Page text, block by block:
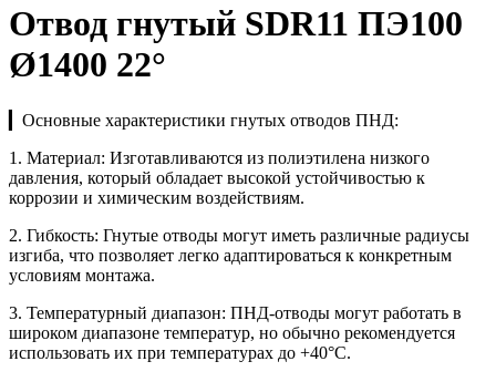
Отвод гнутый SDR11 ПЭ100
Ø1400 22°
▎Основные характеристики гнутых отводов ПНД:
1. Материал: Изготавливаются из полиэтилена низкого
давления, который обладает высокой устойчивостью к
коррозии и химическим воздействиям.
2. Гибкость: Гнутые отводы могут иметь различные радиусы
изгиба, что позволяет легко адаптироваться к конкретным
условиям монтажа.
3. Температурный диапазон: ПНД-отводы могут работать в
широком диапазоне температур, но обычно рекомендуется
использовать их при температурах до +40°C.